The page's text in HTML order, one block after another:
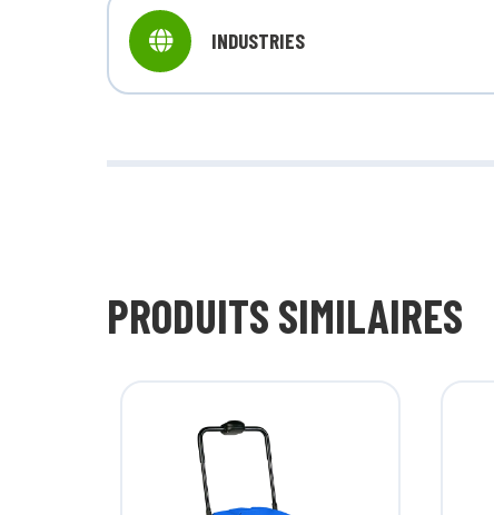
INDUSTRIES
PRODUITS SIMILAIRES